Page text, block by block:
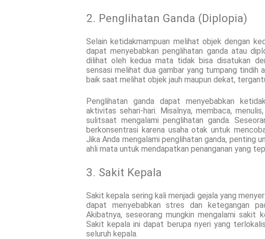
2. Penglihatan Ganda (Diplopia)
Selain ketidakmampuan melihat objek dengan
dapat menyebabkan penglihatan ganda atau
dilihat oleh kedua mata tidak bisa disatukan
sensasi melihat dua gambar yang tumpang tindih
baik saat melihat objek jauh maupun dekat,
Penglihatan ganda dapat menyebabkan
aktivitas sehari-hari. Misalnya, membaca,
sulitsaat mengalami penglihatan ganda.
berkonsentrasi karena usaha otak untuk
Jika Anda mengalami penglihatan ganda, penting
ahli mata untuk mendapatkan penanganan yang
3. Sakit Kepala
Sakit kepala sering kali menjadi gejala yang
dapat menyebabkan stres dan ketegangan
Akibatnya, seseorang mungkin mengalami sakit
Sakit kepala ini dapat berupa nyeri yang
seluruh kepala.